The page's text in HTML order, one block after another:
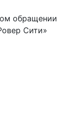
обращении
Сити»